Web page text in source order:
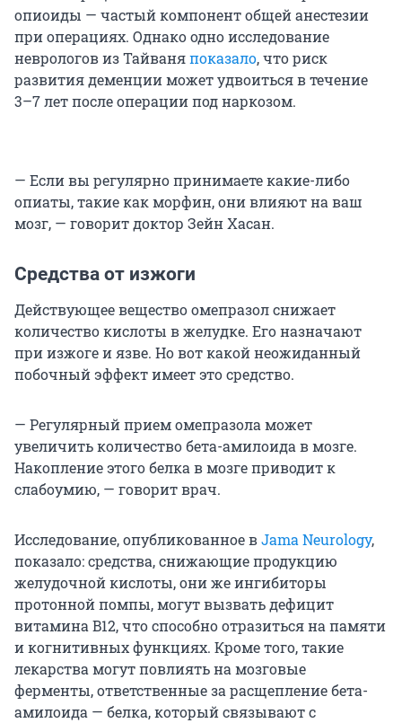
опиоиды — частый компонент общей анестезии
при операциях. Однако одно исследование
неврологов из Тайваняпоказало, что риск
развития деменции может удвоиться в течение
3–7 лет после операции под наркозом.
— Если вы регулярно принимаете какие-либо
опиаты, такие как морфин, они влияют на ваш
мозг, — говорит доктор Зейн Хасан.
Средства от изжоги
Действующее вещество омепразол снижает
количество кислоты в желудке. Его назначают
при изжоге и язве. Но вот какой неожиданный
побочный эффект имеет это средство.
— Регулярный прием омепразола может
увеличить количество бета-амилоида в мозге.
Накопление этого белка в мозге приводит к
слабоумию, — говорит врач.
Исследование, опубликованное вJama Neurology,
показало: средства, снижающие продукцию
желудочной кислоты, они же ингибиторы
протонной помпы, могут вызвать дефицит
витамина B12, что способно отразиться на памяти
и когнитивных функциях. Кроме того, такие
лекарства могут повлиять на мозговые
ферменты, ответственные за расщепление бета-
амилоида — белка, который связывают с